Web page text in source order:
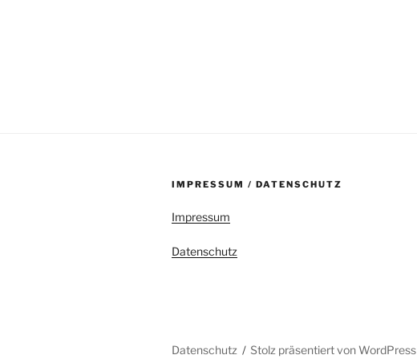
IMPRESSUM / DATENSCHUTZ
Impressum
Datenschutz
Datenschutz Stolz präsentiert von WordPress